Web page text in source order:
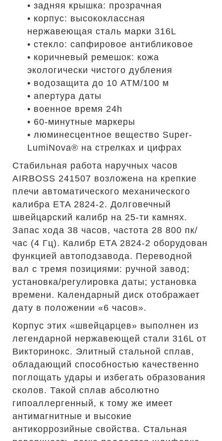
• задняя крышка: прозрачная
• корпус: высококлассная
нержавеющая сталь марки 316L
• стекло: сапфировое антибликовое
• коричневый ремешок: кожа
экологически чистого дубления
• водозащита до 10 АТМ/100 м
• апертура даты
• военное время 24h
• 60-минутные маркеры
• люминесцентное вещество Super-
LumiNova® на стрелках и цифрах
Стабильная работа наручных часов
AIRBOSS 241507 возложена на крепкие
плечи автоматического механического
калибра ETA 2824-2. Долговечный
швейцарский калибр на 25-ти камнях.
Запас хода 38 часов, частота 28 800 пк/
час (4 Гц). Калибр ETA 2824-2 оборудован
функцией автоподзавода. Переводной
вал с тремя позициями: ручной завод;
установка/регулировка даты; установка
времени. Календарный диск отображает
дату в положении «6 часов».
Корпус этих «швейцарцев» выполнен из
легендарной нержавеющей стали 316L от
Викторинокс. Элитный стальной сплав,
обладающий способностью качественно
поглощать удары и избегать образования
сколов. Такой сплав абсолютно
гипоаллергенный, к тому же имеет
антимагнитные и высокие
антикоррозийные свойства. Стальная